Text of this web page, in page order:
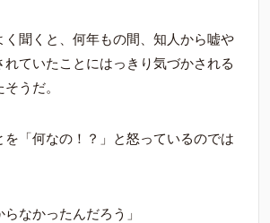
く聞くと、何年もの間、知人から嘘や
れていたことにはっきり気づかされる
うだ。
を「何なの！？」と怒っているのでは
らなかったんだろう」